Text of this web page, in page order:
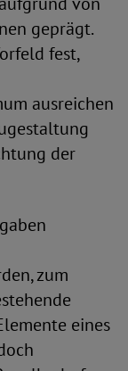
geprägt.
fest,
ausreichen
der
zum
eines